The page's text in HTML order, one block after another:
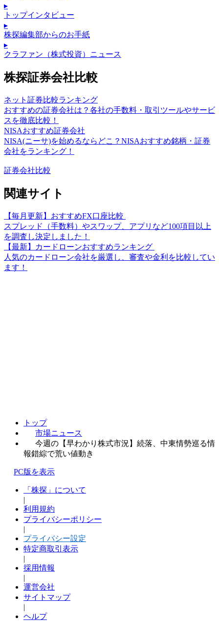
▸
トップインタビュー
▸
株探編集部からのお手紙
▸
クラファン（株式投資）ニュース
株探証券会社比較
ネット証券比較ランキング
おすすめの証券会社は？各社の手数料・取引ツールやサービ
スを徹底比較！
NISAおすすめ証券会社
NISA(ニーサ)を始めるならどこ？NISAおすすめ銘柄・証券
会社をランキング！
証券会社比較
関連サイト
【毎月更新】おすすめFX口座比較
スプレッド（手数料）やスワップ、アプリなど100項目以上
を調査し決定しました！
【最新】カードローンおすすめランキング
人気のカードローン会社を厳選し、審査や金利を比較してい
ます！
トップ
市場ニュース
今週の【早わかり株式市況】続落、中東情勢巡る情
報錯綜で荒い値動き
PC版を表示
「株探」について
|
利用規約
プライバシーポリシー
|
プライバシー設定
特定商取引表示
|
採用情報
|
運営会社
サイトマップ
|
ヘルプ